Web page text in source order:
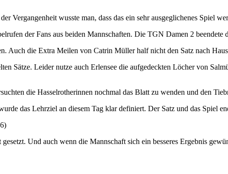
Vergangenheit wusste man, dass das ein sehr ausgeglichenes Spiel
der Fans aus beiden Mannschaften. Die TGN Damen 2
Auch die Extra Meilen von Catrin Müller half nicht den Satz nach
Sätze. Leider nutze auch Erlensee die aufgedeckten Löcher von
die Hasselrotherinnen nochmal das Blatt zu wenden und den
das Lehrziel an diesem Tag klar definiert. Der Satz und das Spiel
Und auch wenn die Mannschaft sich ein besseres Ergebnis